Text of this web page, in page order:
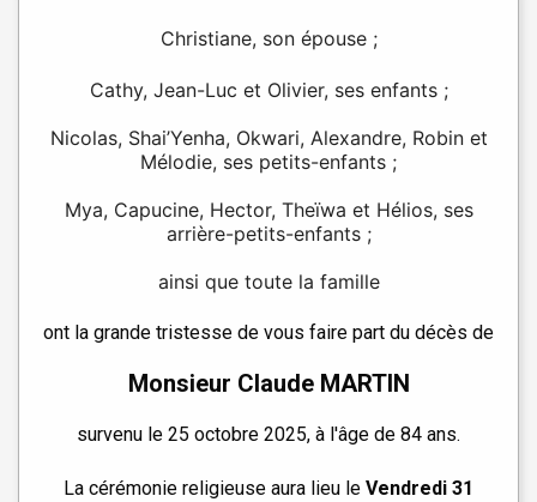
Christiane, son épouse ;
Cathy, Jean-Luc et Olivier, ses enfants ;
Nicolas, Shai’Yenha, Okwari, Alexandre, Robin et
Mélodie, ses petits-enfants ;
Mya, Capucine, Hector, Theïwa et Hélios, ses
arrière-petits-enfants ;
ainsi que toute la famille
ont la grande tristesse de vous faire part du décès de
Monsieur Claude MARTIN
survenu le 25 octobre 2025, à l'âge de 84 ans.
La cérémonie religieuse aura lieu le Vendredi 31